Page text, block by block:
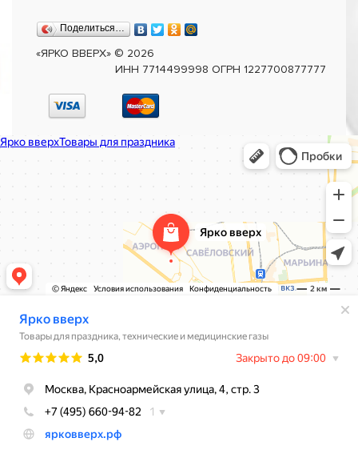
Поделиться…
«ЯРКО ВВЕРХ» © 2026
ИНН 7714499998 ОГРН 1227700877777